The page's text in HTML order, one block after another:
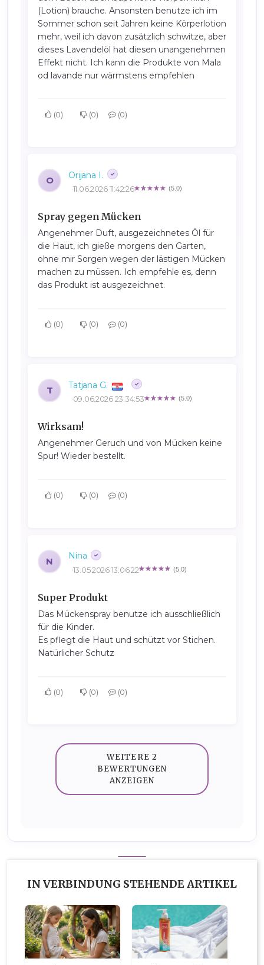
(Lotion) brauche. Ansonsten benutze ich im
Sommer schon seit Jahren keine Körperlotion
mehr, weil ich davon zusätzlich schwitze, aber
dieses Lavendelöl hat diesen unangenehmen
Effekt nicht. Ich kann die Produkte von Mala
od lavande nur wärmstens empfehlen
0 0 0
O Orijana I.
(5.0)
11.06.2026 11:42:26
Spray gegen Mücken
Angenehmer Duft, ausgezeichnetes Öl für
die Haut, ich gieße morgens den Garten,
ohne mir Sorgen wegen der lästigen Mücken
machen zu müssen. Ich empfehle es, denn
das Produkt ist ausgezeichnet.
0 0 0
T Tatjana G.
(5.0)
09.06.2026 23:34:53
Wirksam!
Angenehmer Geruch und von Mücken keine
Spur! Wieder bestellt.
0 0 0
N Nina
(5.0)
13.05.2026 13:06:22
Super Produkt
Das Mückenspray benutze ich ausschließlich
für die Kinder.
Es pflegt die Haut und schützt vor Stichen.
Natürlicher Schutz
0 0 0
WEITERE 2
BEWERTUNGEN
ANZEIGEN
IN VERBINDUNG STEHENDE ARTIKEL